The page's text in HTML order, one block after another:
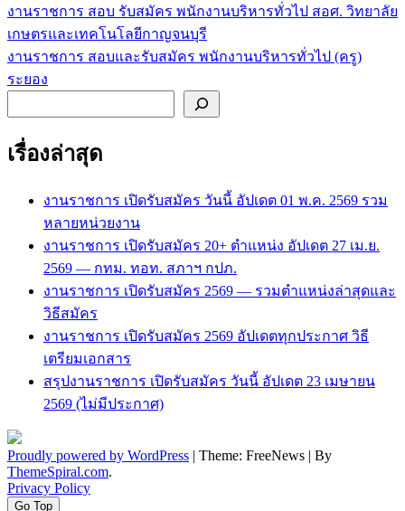
แนะแนว
เรื่อง
งานราชการ สอบ รับสมัคร พนักงานบริหารทั่วไป สอศ. วิทยาลัย
เกษตรและเทคโนโลยีกาญจนบุรี
งานราชการ สอบและรับสมัคร พนักงานบริหารทั่วไป (ครู)
ระยอง
เรื่องล่าสุด
งานราชการ เปิดรับสมัคร วันนี้ อัปเดต 01 พ.ค. 2569 รวม
หลายหน่วยงาน
งานราชการ เปิดรับสมัคร 20+ ตำแหน่ง อัปเดต 27 เม.ย.
2569 — กทม. ทอท. สภาฯ กปภ.
งานราชการ เปิดรับสมัคร 2569 — รวมตำแหน่งล่าสุดและ
วิธีสมัคร
งานราชการ เปิดรับสมัคร 2569 อัปเดตทุกประกาศ วิธี
เตรียมเอกสาร
สรุปงานราชการ เปิดรับสมัคร วันนี้ อัปเดต 23 เมษายน
2569 (ไม่มีประกาศ)
Proudly powered by WordPress | Theme: FreeNews | By
ThemeSpiral.com.
Privacy Policy
Go Top